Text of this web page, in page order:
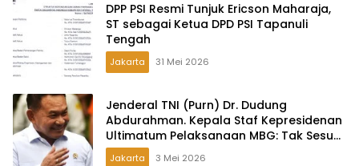
DPP PSI Resmi Tunjuk Ericson Maharaja,
ST sebagai Ketua DPD PSI Tapanuli
Tengah
Jakarta 31 Mei 2026
Jenderal TNI (Purn) Dr. Dudung
Abdurahman. Kepala Staf Kepresidenan
Ultimatum Pelaksanaan MBG: Tak Sesuai
Aturan di Lapangan, Akan Dibabat
Jakarta 3 Mei 2026